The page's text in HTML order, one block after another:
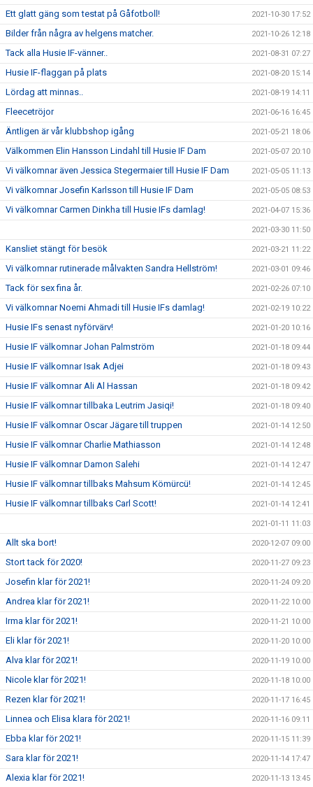
Ett glatt gäng som testat på Gåfotboll! 2021-10-30 17:52
Bilder från några av helgens matcher. 2021-10-26 12:18
Tack alla Husie IF-vänner.. 2021-08-31 07:27
Husie IF-flaggan på plats 2021-08-20 15:14
Lördag att minnas.. 2021-08-19 14:11
Fleecetröjor 2021-06-16 16:45
Äntligen är vår klubbshop igång 2021-05-21 18:06
Välkommen Elin Hansson Lindahl till Husie IF Dam 2021-05-07 20:10
Vi välkomnar även Jessica Stegermaier till Husie IF Dam 2021-05-05 11:13
Vi välkomnar Josefin Karlsson till Husie IF Dam 2021-05-05 08:53
Vi välkomnar Carmen Dinkha till Husie IFs damlag! 2021-04-07 15:36
2021-03-30 11:50
Kansliet stängt för besök 2021-03-21 11:22
Vi välkomnar rutinerade målvakten Sandra Hellström! 2021-03-01 09:46
Tack för sex fina år. 2021-02-26 07:10
Vi välkomnar Noemi Ahmadi till Husie IFs damlag! 2021-02-19 10:22
Husie IFs senast nyförvärv! 2021-01-20 10:16
Husie IF välkomnar Johan Palmström 2021-01-18 09:44
Husie IF välkomnar Isak Adjei 2021-01-18 09:43
Husie IF välkomnar Ali Al Hassan 2021-01-18 09:42
Husie IF välkomnar tillbaka Leutrim Jasiqi! 2021-01-18 09:40
Husie IF välkomnar Oscar Jägare till truppen 2021-01-14 12:50
Husie IF välkomnar Charlie Mathiasson 2021-01-14 12:48
Husie IF välkomnar Damon Salehi 2021-01-14 12:47
Husie IF välkomnar tillbaks Mahsum Kömürcü! 2021-01-14 12:45
Husie IF välkomnar tillbaks Carl Scott! 2021-01-14 12:41
2021-01-11 11:03
Allt ska bort! 2020-12-07 09:00
Stort tack för 2020! 2020-11-27 09:23
Josefin klar för 2021! 2020-11-24 09:20
Andrea klar för 2021! 2020-11-22 10:00
Irma klar för 2021! 2020-11-21 10:00
Eli klar för 2021! 2020-11-20 10:00
Alva klar för 2021! 2020-11-19 10:00
Nicole klar för 2021! 2020-11-18 10:00
Rezen klar för 2021! 2020-11-17 16:45
Linnea och Elisa klara för 2021! 2020-11-16 09:11
Ebba klar för 2021! 2020-11-15 11:39
Sara klar för 2021! 2020-11-14 17:47
Alexia klar för 2021! 2020-11-13 13:45